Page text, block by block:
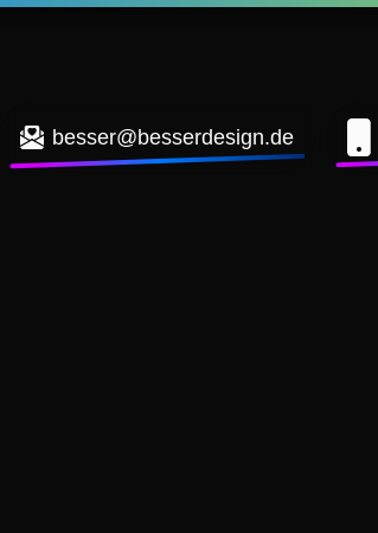
besser@besserdesign.de